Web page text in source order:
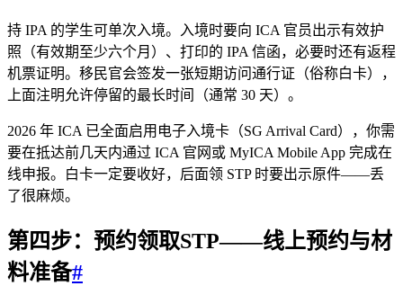
持 IPA 的学生可单次入境。入境时要向 ICA 官员出示有效护
照（有效期至少六个月）、打印的 IPA 信函，必要时还有返程
机票证明。移民官会签发一张短期访问通行证（俗称白卡），
上面注明允许停留的最长时间（通常 30 天）。
2026 年 ICA 已全面启用电子入境卡（SG Arrival Card），你需
要在抵达前几天内通过 ICA 官网或 MyICA Mobile App 完成在
线申报。白卡一定要收好，后面领 STP 时要出示原件——丢
了很麻烦。
第四步：预约领取STP——线上预约与材
料准备#